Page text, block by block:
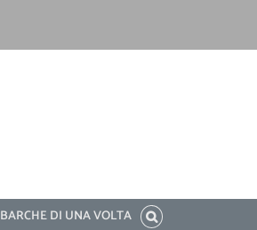
BARCHE DI UNA VOLTA